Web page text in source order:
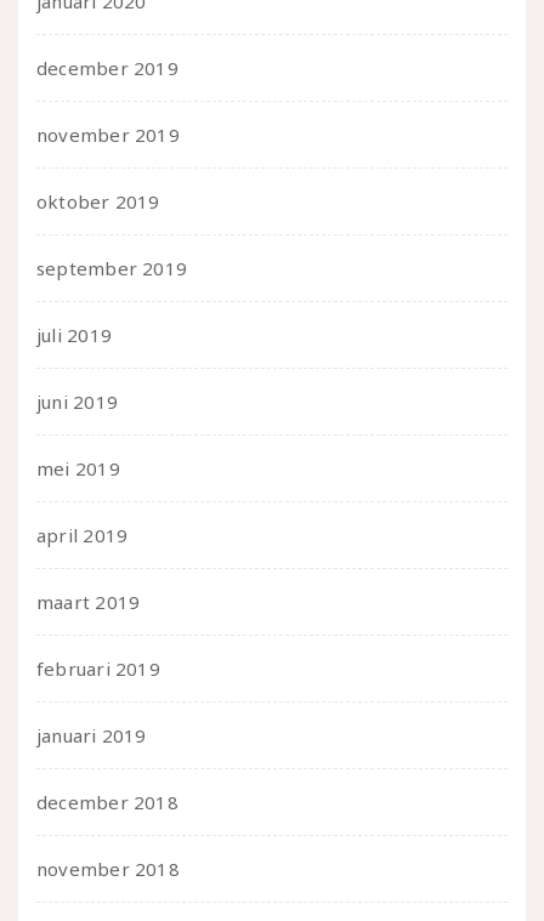
december 2019
november 2019
oktober 2019
september 2019
juli 2019
juni 2019
mei 2019
april 2019
maart 2019
februari 2019
januari 2019
december 2018
november 2018